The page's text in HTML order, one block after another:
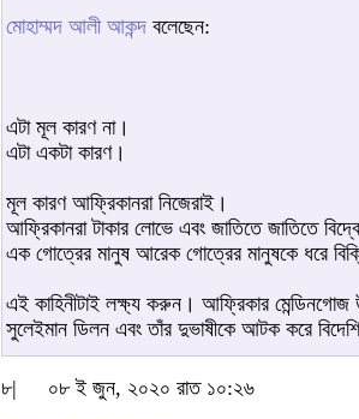
মোহাম্মদ আলী আকন্দ বলেছেন:
এটা মূল কারণ না।
এটা একটা কারণ।
মূল কারণ আফ্রিকানরা নিজেরাই।
আফ্রিকানরা টাকার লোভে এবং জাতিতে জাতিতে
এক গোত্রের মানুষ আরেক গোত্রের মানুষকে ধরে
এই কাহিনীটাই লক্ষ্য করুন। আফ্রিকার
সুলেইমান ডিলন এবং তাঁর দুভাষীকে আটক করে
৮|
০৮ ই জুন, ২০২০ রাত ১০:২৬